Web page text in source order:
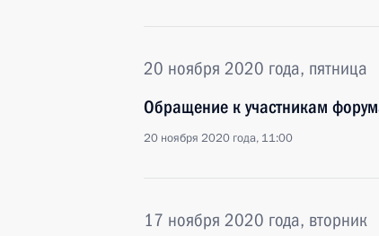
20 ноября 2020 года, пятница
Обращение к участникам
20 ноября 2020 года, 11:00
17 ноября 2020 года, вторник